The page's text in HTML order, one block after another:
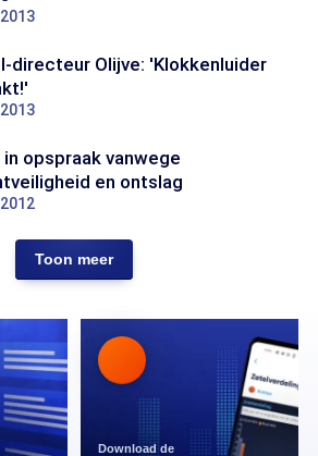
directeur Olijve: 'Klokkenluider
in opspraak vanwege
en ontslag
Toon meer
Download de